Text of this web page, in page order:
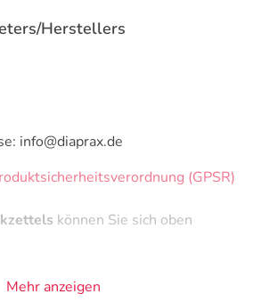
Herstellers
info@diaprax.de
(GPSR)
können Sie sich oben
Mehr anzeigen